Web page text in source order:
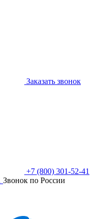
Заказать звонок
+7 (800) 301-52-41
Звонок по России